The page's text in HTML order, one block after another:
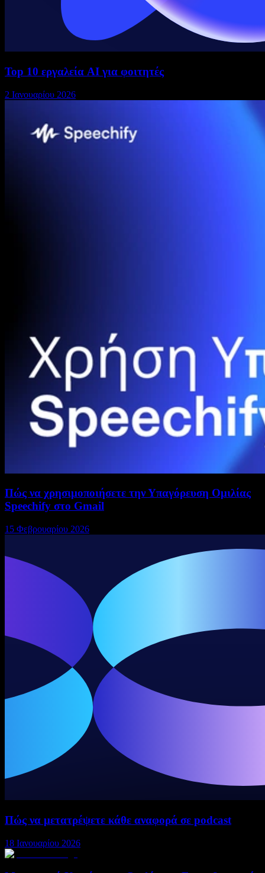
Top 10 εργαλεία AI για φοιτητές
2 Ιανουαρίου 2026
Πώς να χρησιμοποιήσετε την Υπαγόρευση Ομιλίας
Speechify στο Gmail
15 Φεβρουαρίου 2026
Πώς να μετατρέψετε κάθε αναφορά σε podcast
18 Ιανουαρίου 2026